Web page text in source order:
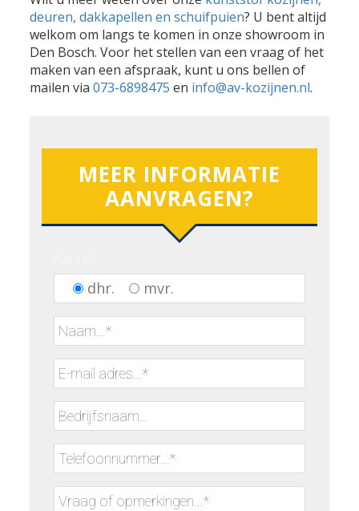
deuren, dakkapellen en schuifpuien? U bent altijd
welkom om langs te komen in onze showroom in
Den Bosch. Voor het stellen van een vraag of het
maken van een afspraak, kunt u ons bellen of
mailen via073-6898475 en info@av-kozijnen.nl.
MEER INFORMATIE
AANVRAGEN?
dhr. mvr.